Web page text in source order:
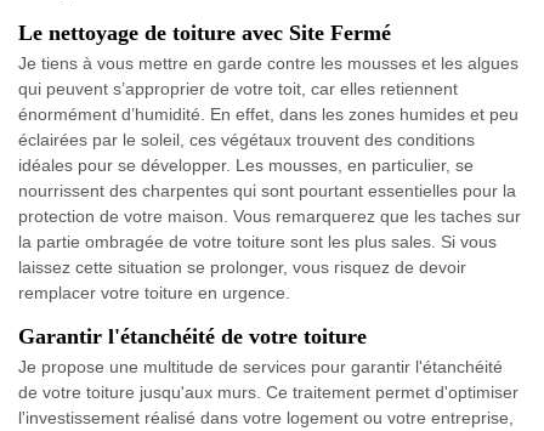
Le nettoyage de toiture avec Site Fermé
Je tiens à vous mettre en garde contre les mousses et les algues
qui peuvent s’approprier de votre toit, car elles retiennent
énormément d’humidité. En effet, dans les zones humides et peu
éclairées par le soleil, ces végétaux trouvent des conditions
idéales pour se développer. Les mousses, en particulier, se
nourrissent des charpentes qui sont pourtant essentielles pour la
protection de votre maison. Vous remarquerez que les taches sur
la partie ombragée de votre toiture sont les plus sales. Si vous
laissez cette situation se prolonger, vous risquez de devoir
remplacer votre toiture en urgence.
Garantir l'étanchéité de votre toiture
Je propose une multitude de services pour garantir l'étanchéité
de votre toiture jusqu'aux murs. Ce traitement permet d'optimiser
l'investissement réalisé dans votre logement ou votre entreprise,